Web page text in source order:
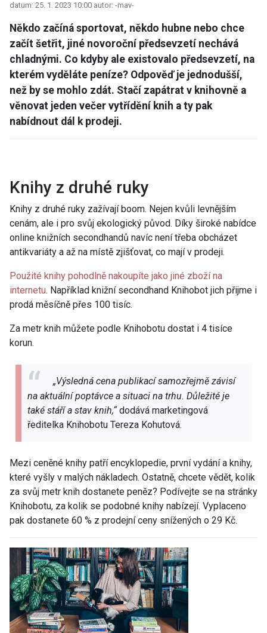
datum: 25. 1. 2023 10:00 autor: -mav-
Někdo začíná sportovat, někdo hubne nebo chce
začít šetřit, jiné novoroční předsevzetí nechává
chladnými. Co kdyby ale existovalo předsevzetí, na
kterém vyděláte peníze? Odpověď je jednodušší,
než by se mohlo zdát. Stačí zapátrat v knihovně a
věnovat jeden večer vytřídění knih a ty pak
nabídnout dál k prodeji.
Knihy z druhé ruky
Knihy z druhé ruky zažívají boom. Nejen kvůli levnějším
cenám, ale i pro svůj ekologický původ. Díky široké nabídce
online knižních secondhandů navíc není třeba obcházet
antikvariáty a až na místě zjišťovat, co mají v prodeji.
Použité knihy pohodlně nakoupíte jako jiné zboží na
internetu. Například knižní secondhand Knihobot jich přijme i
prodá měsíčně přes 100 tisíc.
Za metr knih můžete podle Knihobotu dostat i 4 tisíce
korun.
„Výsledná cena publikací samozřejmě závisí
na aktuální poptávce a situaci na trhu. Důležité je
také stáří a stav knih,“dodává marketingová
ředitelka Knihobotu Tereza Kohutová.
Mezi ceněné knihy patří encyklopedie, první vydání a knihy,
které vyšly v malých nákladech. Ostatně, chcete vědět, kolik
za svůj metr knih dostanete peněz? Podívejte se na stránky
Knihobotu, za kolik se podobné knihy nabízejí. Vyplaceno
pak dostanete 60 % z prodejní ceny snížených o 29 Kč.